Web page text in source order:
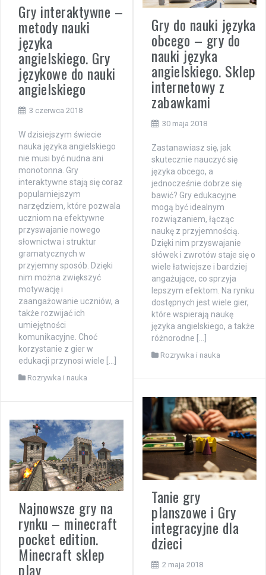
Gry interaktywne –
metody nauki
języka
angielskiego. Gry
językowe do nauki
angielskiego
3 czerwca 2018
W dzisiejszym świecie
nauka języka angielskiego
nie musi być nudna ani
monotonna. Gry
interaktywne stają się coraz
popularniejszym
narzędziem, które pozwala
uczniom na efektywne
przyswajanie nowego
słownictwa i struktur
gramatycznych w
przyjemny sposób. Dzięki
nim można zwiększyć
motywację i
zaangażowanie uczniów, a
także rozwijać ich
umiejętności
komunikacyjne. Choć
korzystanie z gier w
edukacji przynosi wiele […]
Rozrywka i nauka
Gry do nauki języka
obcego – gry do
nauki języka
angielskiego. Sklep
internetowy z
zabawkami
30 maja 2018
Zastanawiasz się, jak
skutecznie nauczyć się
języka obcego, a
jednocześnie dobrze się
bawić? Gry edukacyjne
mogą być idealnym
rozwiązaniem, łącząc
naukę z przyjemnością.
Dzięki nim przyswajanie
słówek i zwrotów staje się o
wiele łatwiejsze i bardziej
angażujące, co sprzyja
lepszym efektom. Na rynku
dostępnych jest wiele gier,
które wspierają naukę
języka angielskiego, a także
różnorodne […]
Rozrywka i nauka
Tanie gry
planszowe i Gry
integracyjne dla
dzieci
2 maja 2018
Najnowsze gry na
rynku – minecraft
pocket edition.
Minecraft sklep
play